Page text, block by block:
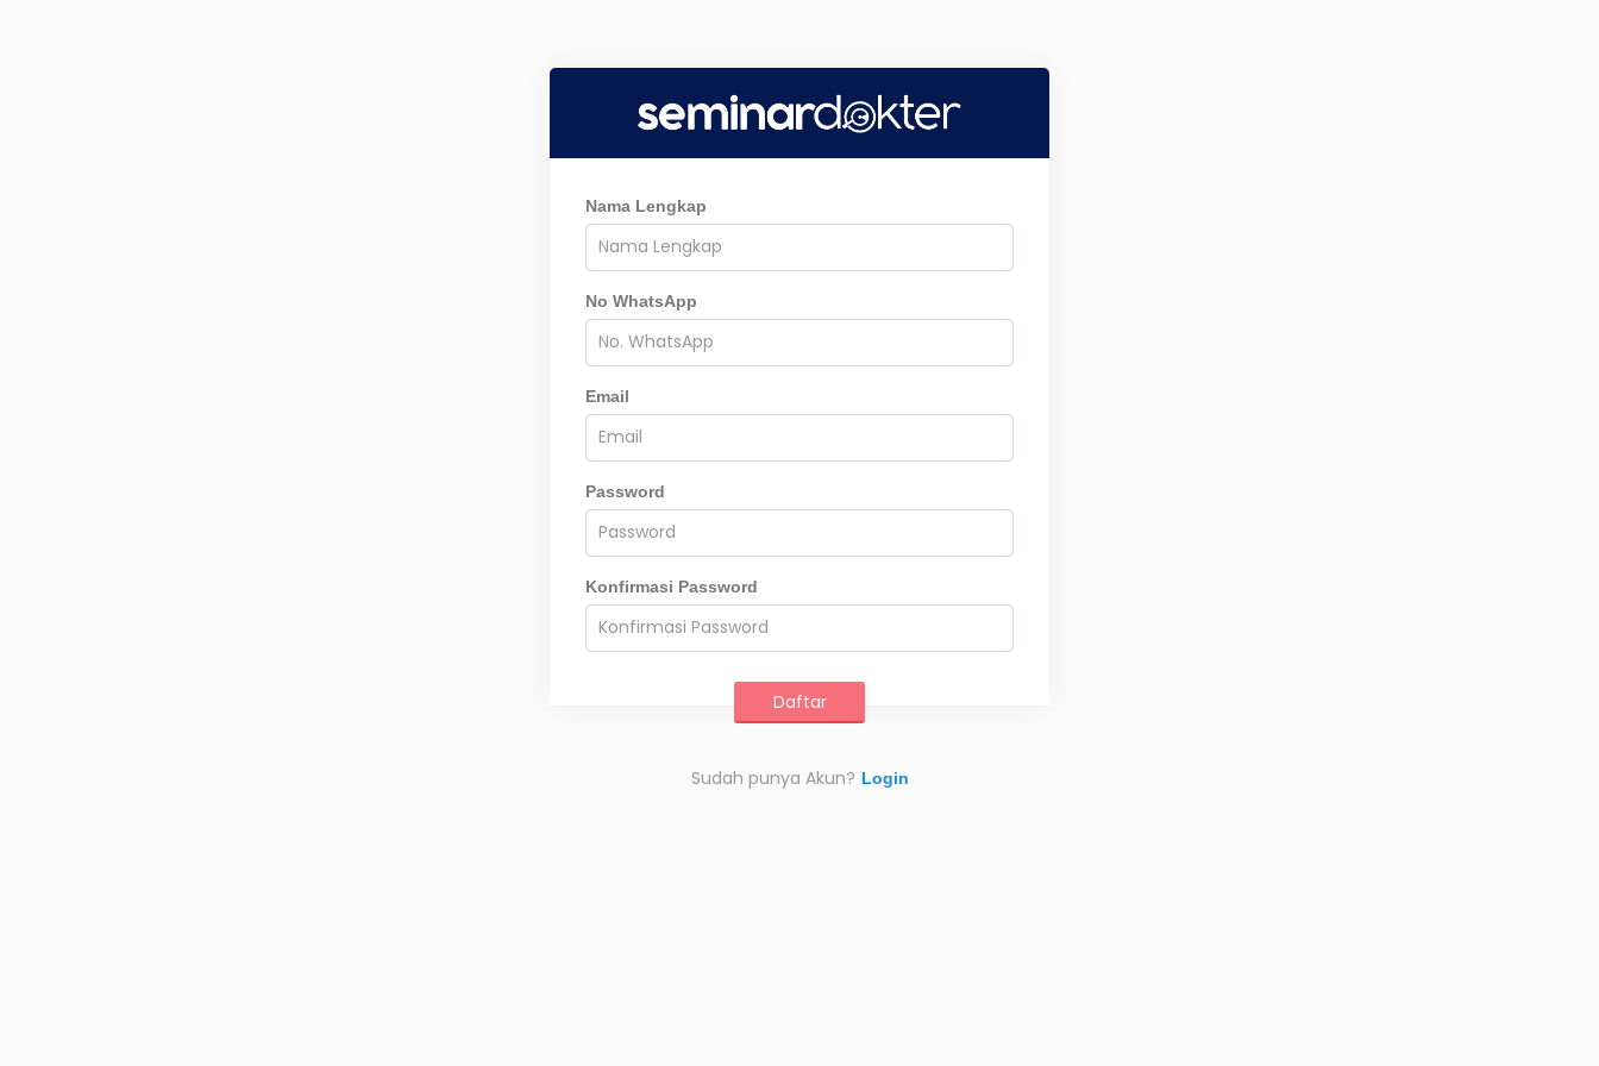
Nama Lengkap
No WhatsApp
Email
Password
Konfirmasi Password
Sudah punya Akun? Login